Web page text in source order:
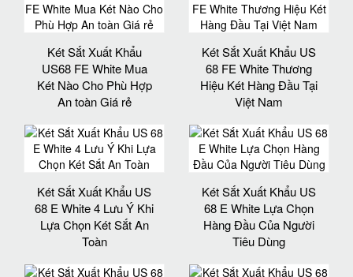
Két Sắt Xuất Khẩu
US68 FE White Mua
Két Nào Cho Phù Hợp
An toàn Giá rẻ
Két Sắt Xuất Khẩu US
68 FE White Thương
Hiệu Két Hàng Đầu Tại
Việt Nam
Két Sắt Xuất Khẩu US
68 E White 4 Lưu Ý Khi
Lựa Chọn Két Sắt An
Toàn
Két Sắt Xuất Khẩu US
68 E White Lựa Chọn
Hàng Đầu Của Người
Tiêu Dùng